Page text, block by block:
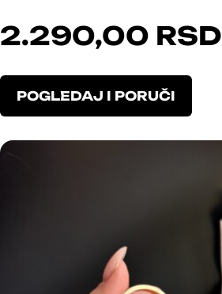
2.290,00 RSD
POGLEDAJ I PORUČI
O
j